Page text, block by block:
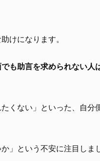
けになります。
も助言を求められない人
くない」といった、自分
」という不安に注目しま